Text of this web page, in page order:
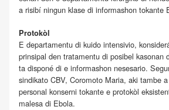
a risibí ningun klase di informashon tokante
Protokòl
E departamentu di kuido intensivio,
prinsipal den tratamentu di posibel kasonan
ta disponé di e informashon nesesario.
sindikato CBV, Coromoto Maria, aki tambe
personal konserni tokante e protokòl
malesa di Ebola.